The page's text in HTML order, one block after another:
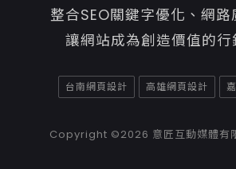
整合SEO關鍵字優化、網路
讓網站成為創造價值的行
台南網頁設計 高雄網頁設計
Copyright ©2026 意匠互動媒體有